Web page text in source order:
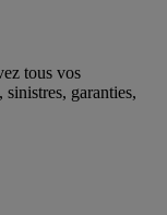
tous vos
garanties,